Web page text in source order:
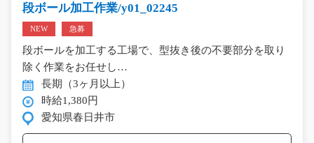
段ボール加工作業/y01_02245
NEW 急募
段ボールを加工する工場で、型抜き後の不要部分を取り
除く作業をお任せし…
長期（3ヶ月以上）
時給1,380円
愛知県春日井市